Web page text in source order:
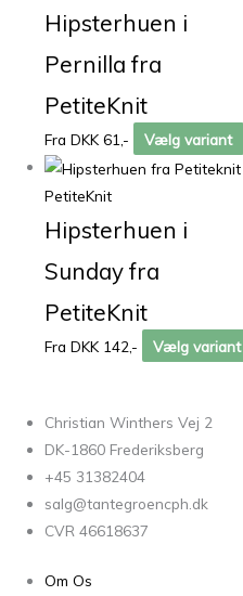
Hipsterhuen i
Pernilla fra
PetiteKnit
Fra DKK 61,- Vælg variant
PetiteKnit
Hipsterhuen i
Sunday fra
PetiteKnit
Fra DKK 142,- Vælg variant
Christian Winthers Vej 2
DK-1860 Frederiksberg
+45 31382404
salg@tantegroencph.dk
CVR 46618637
Om Os